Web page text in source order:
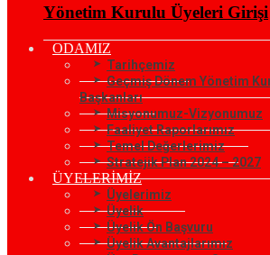
Yönetim Kurulu Üyeleri Girişi
ODAMIZ
Tarihçemiz
Geçmiş Dönem Yönetim
Başkanları
Misyonumuz-Vizyonumuz
Faaliyet Raporlarımız
Temel Değerlerimiz
Stratejik Plan 2024 – 2027
ÜYELERİMİZ
Üyelerimiz
Üyelik
Üyelik Ön Başvuru
Üyelik Avantajlarımız